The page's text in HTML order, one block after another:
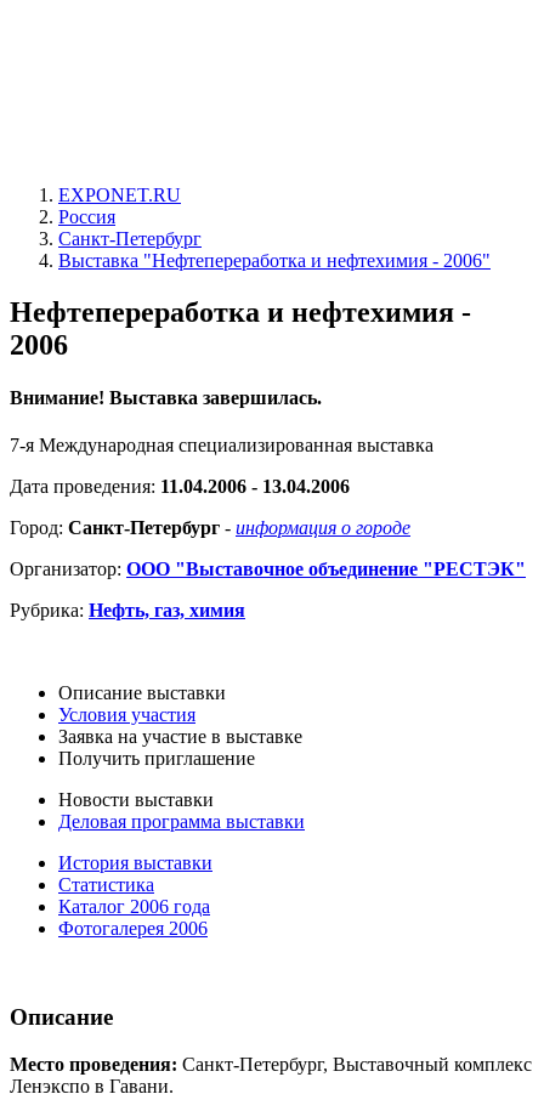
EXPONET.RU
Россия
Санкт-Петербург
Выставка "Нефтепереработка и нефтехимия - 2006"
Нефтепереработка и нефтехимия -
2006
Внимание! Выставка завершилась.
7-я Международная специализированная выставка
Дата проведения: 11.04.2006 - 13.04.2006
Город: Санкт-Петербург - информация о городе
Организатор: ООО "Выставочное объединение "РЕСТЭК"
Рубрика: Нефть, газ, химия
Описание выставки
Условия участия
Заявка на участие в выставке
Получить приглашение
Новости выставки
Деловая программа выставки
История выставки
Статистика
Каталог 2006 года
Фотогалерея 2006
Описание
Место проведения: Санкт-Петербург, Выставочный комплекс
Ленэкспо в Гавани.